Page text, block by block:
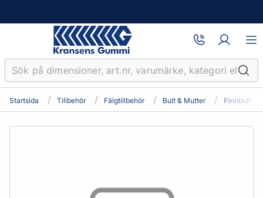
Startsida Tillbehör Fälgtillbehör Bult & Mutter Pinnbult